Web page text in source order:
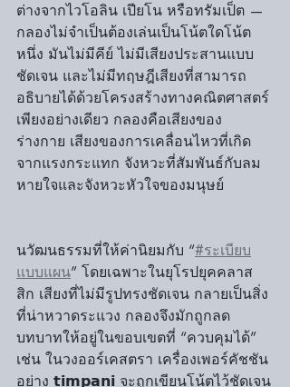
ต่างจากไวโอลิน เปียโน หรือทรัมเป็ต —
กลองไม่จำเป็นต้องเล่นเป็นโน้ตใดโน้ต
หนึ่ง มันไม่มีคีย์ ไม่มีเสียงประสานแบบ
ชัดเจน และไม่มีทฤษฎีเสียงที่สามารถ
อธิบายได้ด้วยโครงสร้างทางคณิตศาสตร์
เพียงอย่างเดียว กลองคือเสียงของ
ร่างกาย เสียงของการเคลื่อนไหวที่เกิด
จากแรงกระแทก จังหวะที่สัมพันธ์กับลม
หายใจและจังหวะหัวใจของมนุษย์
นวัฒนธรรมที่ให้ค่านิยมกับ “#ระเบียบ
แบบแผน” โดยเฉพาะในยุโรปยุคคลาส
สิก เสียงที่ไม่มีรูปทรงชัดเจน กลายเป็นสิ่ง
ที่น่าหวาดระแวง กลองจึงมักถูกลด
บทบาทให้อยู่ในขอบเขตที่ “ควบคุมได้”
เช่น ในวงออร์เคสตรา เครื่องเพอร์คัชชัน
อย่าง 𝘁𝗶𝗺𝗽𝗮𝗻𝗶 จะถูกเขียนโน้ตไว้ชัดเจน